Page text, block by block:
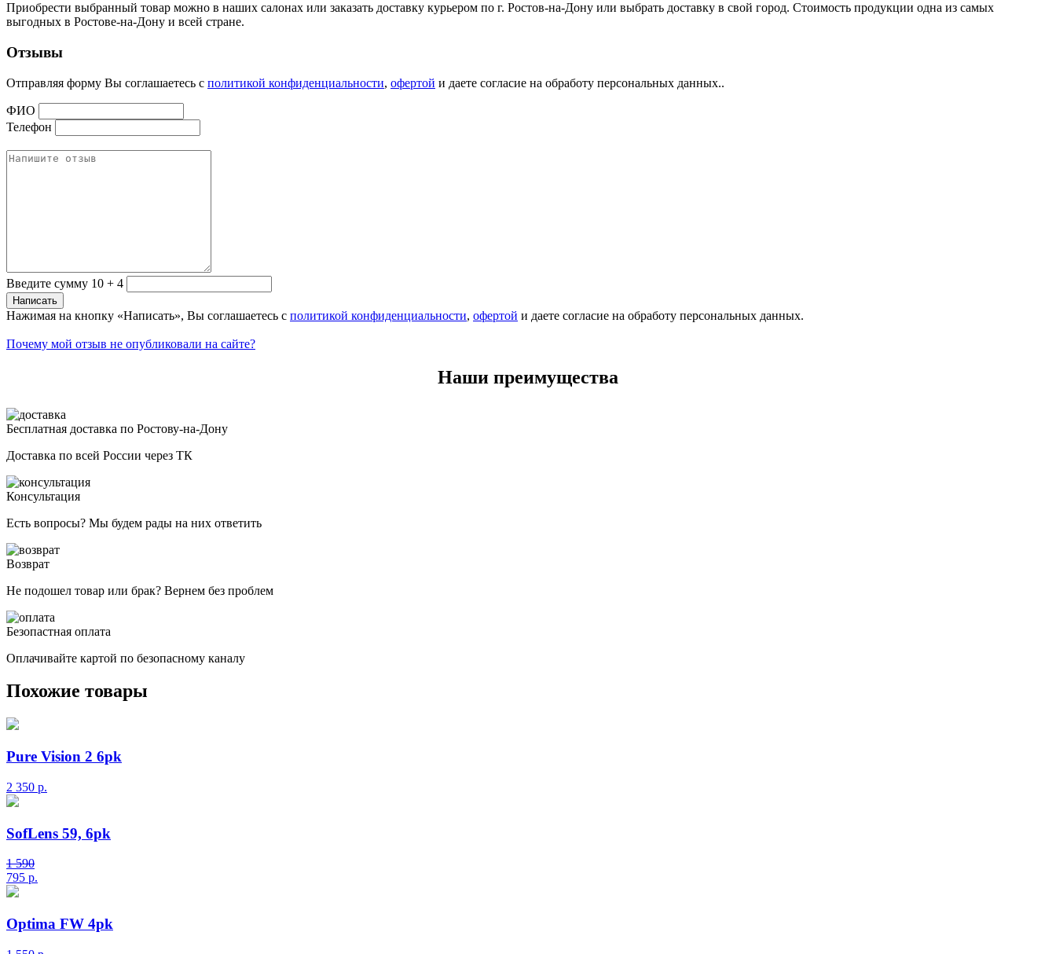
Приобрести выбранный товар можно в наших салонах или заказать доставку курьером по г. Ростов-на-Дону или выбрать доставку в свой город. Стоимость продукции одна из самых
выгодных в Ростове-на-Дону и всей стране.
Отзывы
Отправляя форму Вы соглашаетесь с политикой конфиденциальности, офертой и даете согласие на обработу персональных данных..
ФИО
Телефон
Введите сумму 10 + 4
Нажимая на кнопку «Написать», Вы соглашаетесь с политикой конфиденциальности, офертой и даете согласие на обработу персональных данных.
Почему мой отзыв не опубликовали на сайте?
Наши преимущества
Бесплатная доставка по Ростову-на-Дону
Доставка по всей России через ТК
Консультация
Есть вопросы? Мы будем рады на них ответить
Возврат
Не подошел товар или брак? Вернем без проблем
Безопастная оплата
Оплачивайте картой по безопасному каналу
Похожие товары
Pure Vision 2 6pk
2 350 р.
SofLens 59, 6pk
1 590
795 р.
Optima FW 4pk